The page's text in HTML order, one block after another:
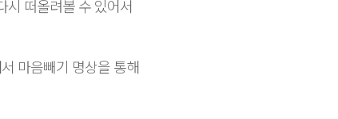
시 떠올려볼 수 있어서
마음빼기 명상을 통해